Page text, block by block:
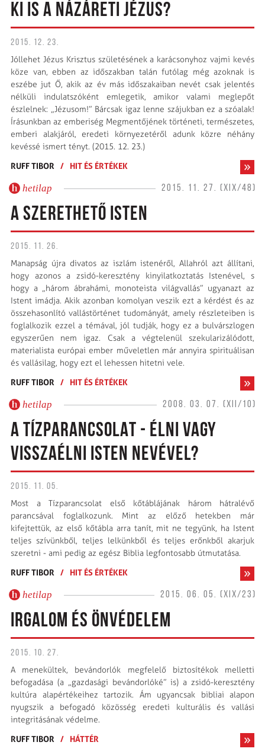
KI IS A NÁZÁRETI JÉZUS?
2015. 12. 23.
Jóllehet Jézus Krisztus születésének a karácsonyhoz vajmi kevés
köze van, ebben az időszakban talán futólag még azoknak is
eszébe jut Ő, akik az év más időszakaiban nevét csak jelentés
nélküli indulatszóként emlegetik, amikor valami meglepőt
észlelnek: „Jézusom!” Bárcsak igaz lenne szájukban ez a szóalak!
Írásunkban az emberiség Megmentőjének történeti, természetes,
emberi alakjáról, eredeti környezetéről adunk közre néhány
kevéssé ismert tényt. (2015. 12. 23.)
RUFF TIBOR
/ HIT ÉS ÉRTÉKEK
hetilap 2015. 11. 27. (XIX/48)
A SZERETHETŐ ISTEN
2015. 11. 26.
Manapság újra divatos az iszlám istenéről, Allahról azt állítani,
hogy azonos a zsidó-keresztény kinyilatkoztatás Istenével, s
hogy a „három ábrahámi, monoteista világvallás” ugyanazt az
Istent imádja. Akik azonban komolyan veszik ezt a kérdést és az
össze­hasonlító vallástörténet tudományát, amely részleteiben is
foglalkozik ezzel a témával, jól tudják, hogy ez a bulvárszlogen
egyszerűen nem igaz. Csak a végtelenül szekularizálódott,
materialista európai ember műveletlen már annyira spirituálisan
és vallásilag, hogy ezt el lehessen hitetni vele.
RUFF TIBOR
/ HIT ÉS ÉRTÉKEK
hetilap 2008. 03. 07. (XII/10)
A TÍZPARANCSOLAT - ÉLNI VAGY
VISSZAÉLNI ISTEN NEVÉVEL?
2015. 11. 05.
Most a Tízparancsolat első kőtáblájának három hátralévő
parancsával foglalkozunk. Mint az előző hetekben már
kifejtettük, az első kőtábla arra tanít, mit ne tegyünk, ha Istent
teljes szívünkből, teljes lelkünkből és teljes erőnkből akarjuk
szeretni - ami pedig az egész Biblia legfontosabb útmutatása.
RUFF TIBOR
/ HIT ÉS ÉRTÉKEK
hetilap 2015. 06. 05. (XIX/23)
IRGALOM ÉS ÖNVÉDELEM
2015. 10. 27.
A menekültek, bevándorlók megfelelő biztosítékok melletti
befogadása (a „gazdasági bevándorlóké” is) a zsidó-keresztény
kultúra alapértékeihez tartozik. Ám ugyancsak bibliai alapon
nyugszik a befogadó közösség eredeti kulturális és vallási
integritásának védelme.
RUFF TIBOR
/ HÁTTÉR